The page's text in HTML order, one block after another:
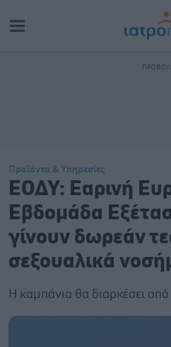
Προϊόντα & Υπηρεσίες
ΕΟΔΥ: Εαρινή
Εβδομάδα
γίνουν δωρεάν
σεξουαλικά
Η καμπάνια θα διαρκέσει